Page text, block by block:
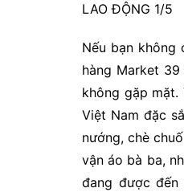
LAO ĐỘNG 1/5
Nếu bạn không
hàng Market
không gặp mặt.
Việt Nam đặc
nướng, chè
vận áo bà ba,
đang được đến